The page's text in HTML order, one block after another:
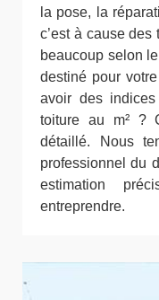
la pose, la
c’est à cause
beaucoup selon
destiné pour
avoir des
toiture au m² ?
détaillé. Nous
professionnel du
estimation
entreprendre.